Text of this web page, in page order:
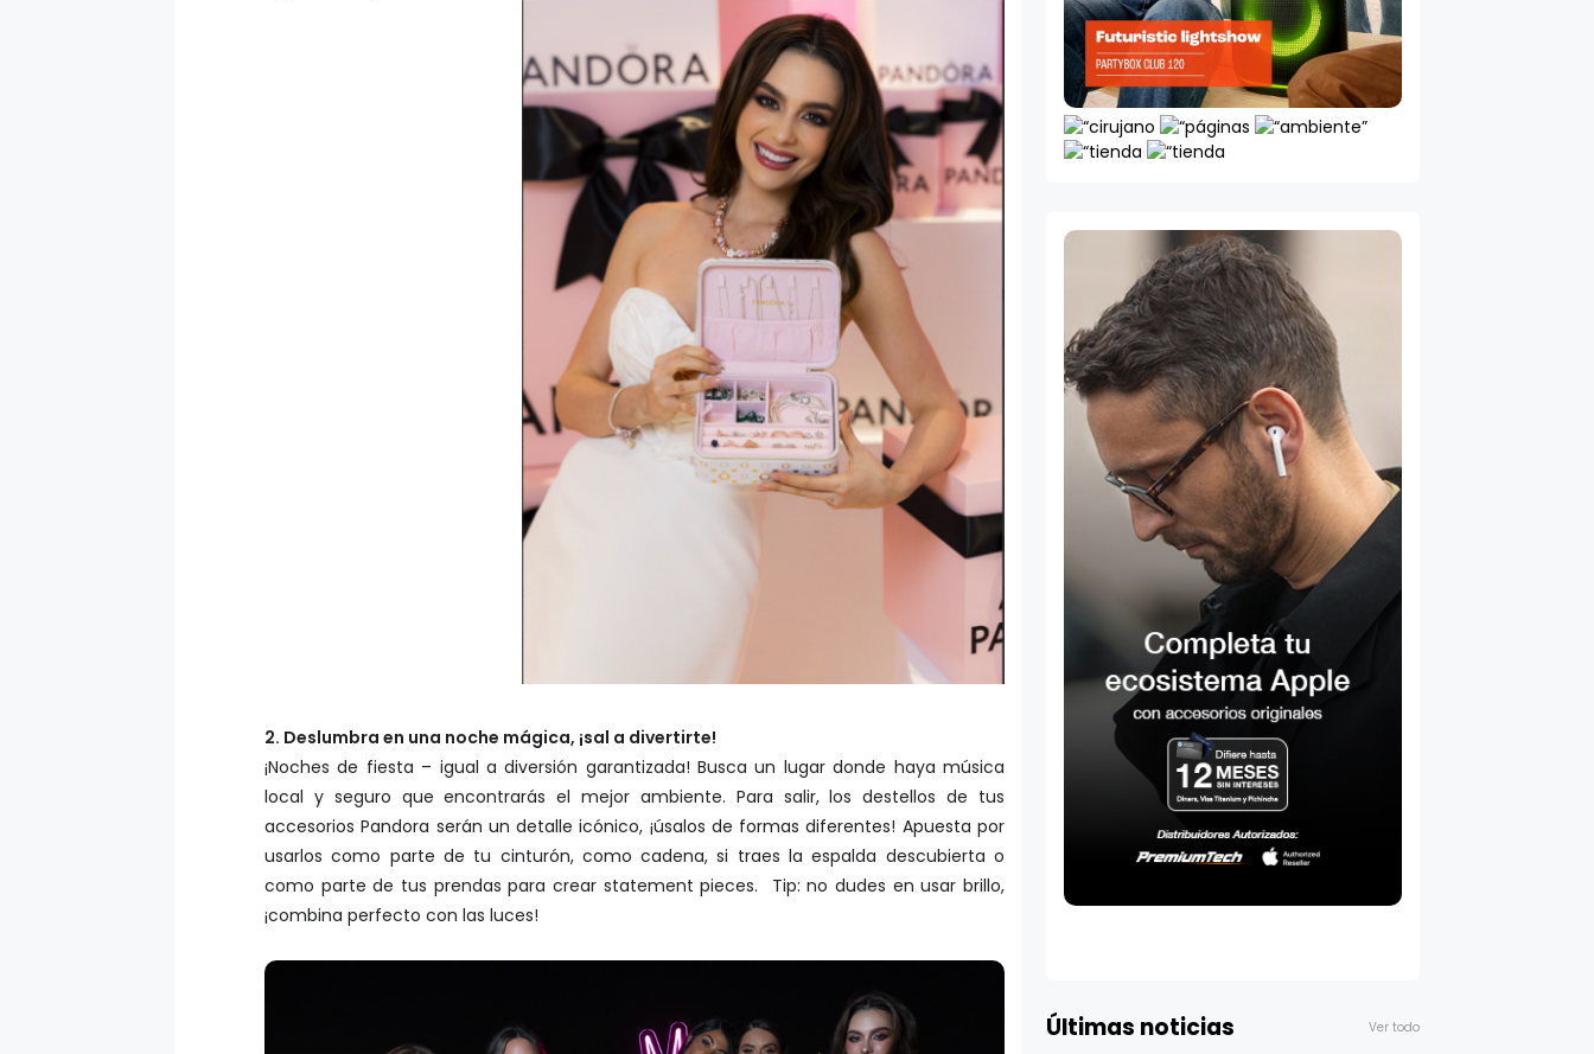
2. Deslumbra en una noche mágica, ¡sal a divertirte!
¡Noches de fiesta – igual a diversión garantizada! Busca un lugar donde haya música
local y seguro que encontrarás el mejor ambiente. Para salir, los destellos de tus
accesorios Pandora serán un detalle icónico, ¡úsalos de formas diferentes! Apuesta por
usarlos como parte de tu cinturón, como cadena, si traes la espalda descubierta o
como parte de tus prendas para crear statement pieces. Tip: no dudes en usar brillo,
¡combina perfecto con las luces!
Últimas noticias Ver todo